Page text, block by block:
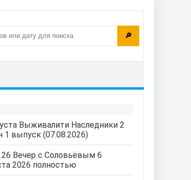
🔎
Выживалити Наследники 2
1 выпуск (07.08.2026)
Вечер с Соловьёвым 6
2026 полностью